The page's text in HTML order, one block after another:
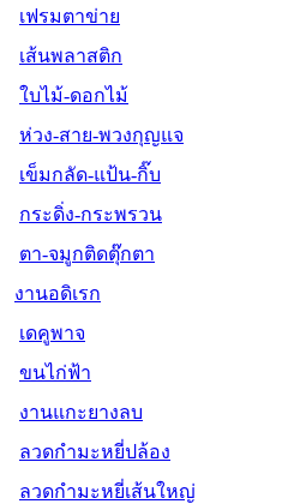
เฟรมตาข่าย
เส้นพลาสติก
ใบไม้-ดอกไม้
ห่วง-สาย-พวงกุญแจ
เข็มกลัด-แป้น-กิ๊บ
กระดิ่ง-กระพรวน
ตา-จมูกติดตุ๊กตา
งานอดิเรก
เดคูพาจ
ขนไก่ฟ้า
งานแกะยางลบ
ลวดกำมะหยี่ปล้อง
ลวดกำมะหยี่เส้นใหญ่